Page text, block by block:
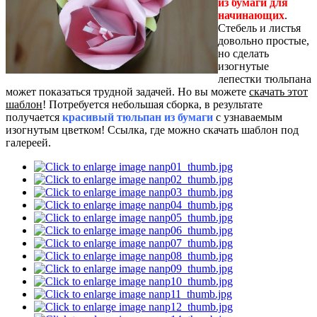
начинающих.
Стебель и листья
довольно простые,
но сделать
изогнутые
лепестки тюльпана
может показаться трудной задачей. Но вы можете скачать этот
шаблон! Потребуется небольшая сборка, в результате
получается красивый тюльпан из бумаги с узнаваемым
изогнутым цветком! Ссылка, где можно скачать шаблон под
галереей.